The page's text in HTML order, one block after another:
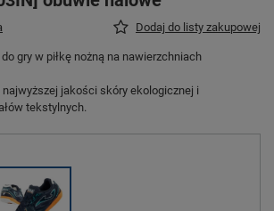
Dodaj do listy zakupowej
gry w piłkę nożną na nawierzchniach
jakości skóry ekologicznej i
tekstylnych.